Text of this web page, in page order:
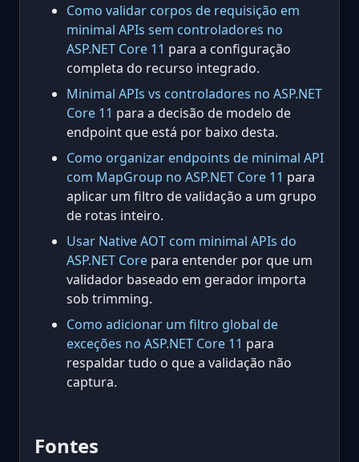
Como validar corpos de requisição em
minimal APIs sem controladores no
ASP.NET Core 11 para a configuração
completa do recurso integrado.
Minimal APIs vs controladores no ASP.NET
Core 11 para a decisão de modelo de
endpoint que está por baixo desta.
Como organizar endpoints de minimal API
com MapGroup no ASP.NET Core 11 para
aplicar um filtro de validação a um grupo
de rotas inteiro.
Usar Native AOT com minimal APIs do
ASP.NET Core para entender por que um
validador baseado em gerador importa
sob trimming.
Como adicionar um filtro global de
exceções no ASP.NET Core 11 para
respaldar tudo o que a validação não
captura.
Fontes